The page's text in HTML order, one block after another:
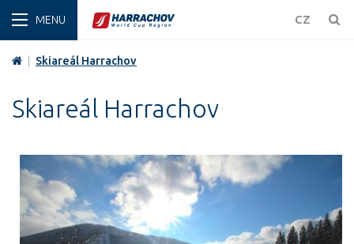
CZ
ZIMA
Skiareál Harrachov
Skiareál Harrachov